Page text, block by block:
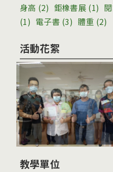
身高 (2) 鉅橡書展 (1)
(1) 電子書 (3) 體重 (2)
活動花絮
教學單位